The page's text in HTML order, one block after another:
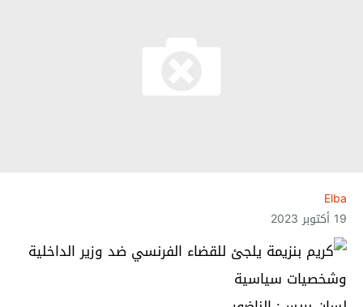
Elba
19 أكتوبر 2023